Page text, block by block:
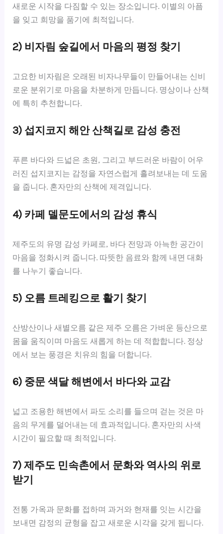
새로운 시작을 다짐할 수 있는 장소입니다. 이별의 아픔
을 잊고 희망을 품기에 최적입니다.
2) 비자림 숲길에서 마음의 평정 찾기
고요한 비자림은 오래된 비자나무들이 만들어내는 신비
로운 분위기로 마음을 차분하게 만듭니다. 명상이나 산책
에 특히 추천합니다.
3) 섭지코지 해안 산책길로 감성 충전
푸른 바다와 드넓은 초원, 그리고 부드러운 바람이 어우
러진 섭지코지는 감정을 자연스럽게 흘려보내는 데 도움
을 줍니다. 혼자만의 산책에 제격입니다.
4) 카페 델문도에서의 감성 휴식
제주도의 유명 감성 카페로, 바다 전망과 아늑한 공간이
마음을 정화시켜 줍니다. 따뜻한 음료와 함께 내면 대화
를 나누기 좋습니다.
5) 오름 트레킹으로 활기 찾기
산방산이나 새별오름 같은 제주 오름은 가벼운 등산으로
몸을 움직이며 마음도 새롭게 하는 데 적합합니다. 정상
에서 보는 풍경은 치유의 힘을 더합니다.
6) 중문 색달 해변에서 바다와 교감
넓고 조용한 해변에서 파도 소리를 들으며 걷는 것은 마
음의 무게를 덜어내는 데 효과적입니다. 혼자만의 사색
시간이 필요할 때 최적입니다.
7) 제주도 민속촌에서 문화와 역사의 위로
받기
전통 가옥과 문화를 접하며 과거와 현재를 잇는 시간을
보내면 감정의 균형을 잡고 새로운 시각을 갖게 됩니다.